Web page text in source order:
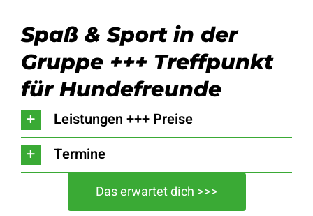
Spaß & Sport in der
Gruppe +++ Treffpunkt
für Hundefreunde
Leistungen +++ Preise
Termine
Das erwartet dich >>>